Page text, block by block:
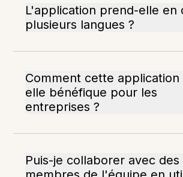
L'application prend-elle en
plusieurs langues ?
Comment cette application
elle bénéfique pour les
entreprises ?
Puis-je collaborer avec des